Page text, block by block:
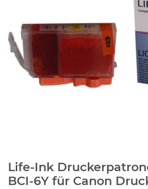
Life-Ink
BCI-6Y für Canon